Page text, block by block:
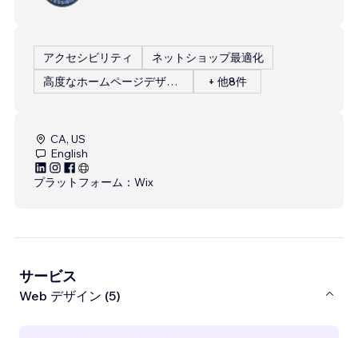
アクセシビリティ
ネットショップ最適化
高度なホームページデザイン
+ 他8件
CA, US
English
プラットフォーム： Wix
サービス
Web デザイン (5)